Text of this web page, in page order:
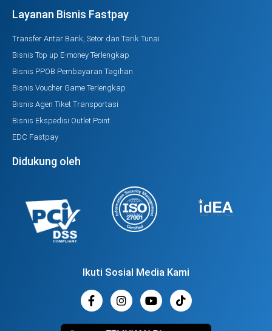
Layanan Bisnis Fastpay
Transfer Antar Bank, Setor dan Tarik Tunai
Bisnis Top up E-money Terlengkap
Bisnis PPOB Pembayaran Tagihan
Bisnis Voucher Game Terlengkap
Bisnis Agen Tiket Transportasi
Bisnis Ekspedisi Outlet Point
EDC Fastpay
Didukung oleh
Ikuti Sosial Media Kami